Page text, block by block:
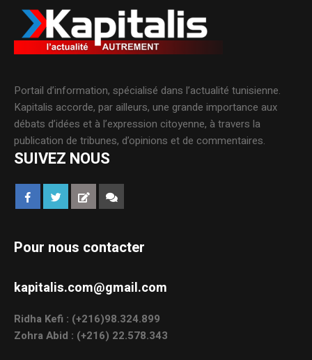
Portail d’information, spécialisé dans l’actualité tunisienne.
Kapitalis accorde, par ailleurs, une grande importance aux
débats d’idées et à l’expression citoyenne, à travers la
publication de tribunes, d’opinions et de commentaires.
SUIVEZ NOUS
Pour nous contacter
kapitalis.com@gmail.com
Ridha Kefi : (+216)98.324.899
Zohra Abid : (+216) 22.578.343